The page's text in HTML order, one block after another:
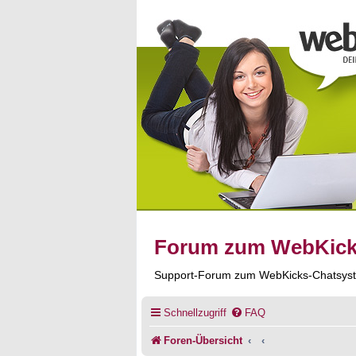
Forum zum
Support-Forum zum WebKicks-
Schnellzugriff FAQ
Foren-Übersicht